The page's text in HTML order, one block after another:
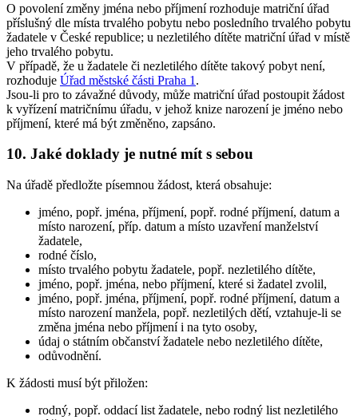
O povolení změny jména nebo příjmení rozhoduje matriční úřad
příslušný dle místa trvalého pobytu nebo posledního trvalého pobytu
žadatele v České republice; u nezletilého dítěte matriční úřad v místě
jeho trvalého pobytu.
V případě, že u žadatele či nezletilého dítěte takový pobyt není,
rozhoduje Úřad městské části Praha 1 .
Jsou-li pro to závažné důvody, může matriční úřad postoupit žádost
k vyřízení matričnímu úřadu, v jehož knize narození je jméno nebo
příjmení, které má být změněno, zapsáno.
10. Jaké doklady je nutné mít s sebou
Na úřadě předložte písemnou žádost, která obsahuje:
jméno, popř. jména, příjmení, popř. rodné příjmení, datum a
místo narození, příp. datum a místo uzavření manželství
žadatele,
rodné číslo,
místo trvalého pobytu žadatele, popř. nezletilého dítěte,
jméno, popř. jména, nebo příjmení, které si žadatel zvolil,
jméno, popř. jména, příjmení, popř. rodné příjmení, datum a
místo narození manžela, popř. nezletilých dětí, vztahuje-li se
změna jména nebo příjmení i na tyto osoby,
údaj o státním občanství žadatele nebo nezletilého dítěte,
odůvodnění.
K žádosti musí být přiložen:
rodný, popř. oddací list žadatele, nebo rodný list nezletilého